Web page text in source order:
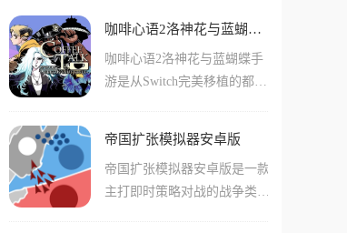
咖啡心语2洛神花与蓝蝴蝶手游
咖啡心语2洛神花与蓝蝴蝶手
游是从Switch完美移植的都市
好评的深夜咖啡馆设定，背景
依旧是那个种族共存的平行世
界西雅图，玩家将继续扮演那
帝国扩张模拟器安卓版
帝国扩张模拟器安卓版是一款
主打即时策略对战的战争类手